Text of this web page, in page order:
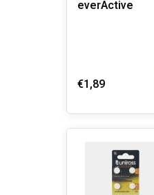
everActive
€1,89